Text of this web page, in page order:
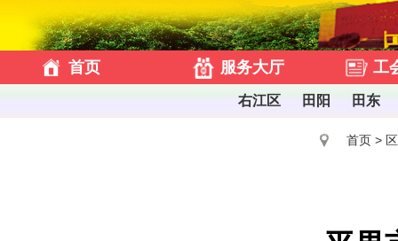
首页 服务大厅 工
右江区 田阳 田东
首页 >